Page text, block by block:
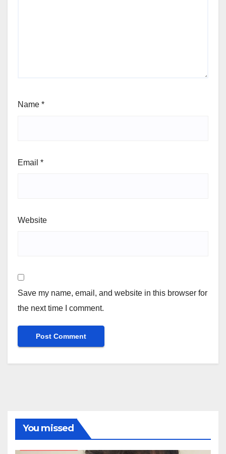
Name *
Email *
Website
Save my name, email, and website in this browser for
the next time I comment.
You missed